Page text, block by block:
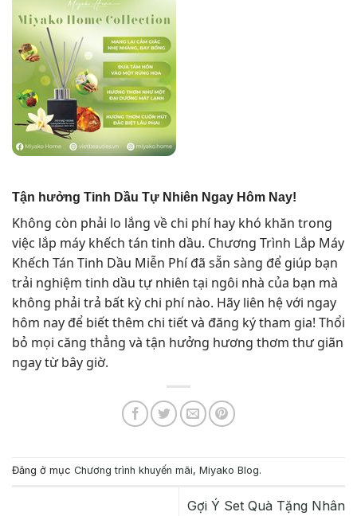
Tận hưởng Tinh Dầu Tự Nhiên Ngay Hôm Nay!
Không còn phải lo lắng về chi phí hay khó khăn trong
việc lắp máy khếch tán tinh dầu. Chương Trình Lắp Máy
Khếch Tán Tinh Dầu Miễn Phí đã sẵn sàng để giúp bạn
trải nghiệm tinh dầu tự nhiên tại ngôi nhà của bạn mà
không phải trả bất kỳ chi phí nào. Hãy liên hệ với ngay
hôm nay để biết thêm chi tiết và đăng ký tham gia! Thổi
bỏ mọi căng thẳng và tận hưởng hương thơm thư giãn
ngay từ bây giờ.
Đăng ở mục Chương trình khuyến mãi, Miyako Blog.
Gợi Ý Set Quà Tặng Nhân